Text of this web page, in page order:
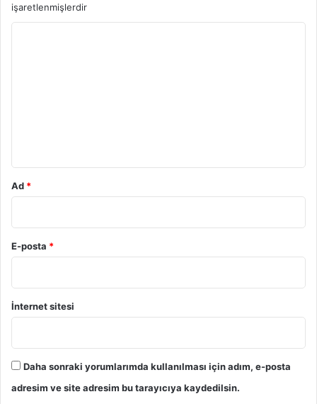
işaretlenmişlerdir
Ad *
E-posta *
İnternet sitesi
Daha sonraki yorumlarımda kullanılması için adım, e-posta
adresim ve site adresim bu tarayıcıya kaydedilsin.